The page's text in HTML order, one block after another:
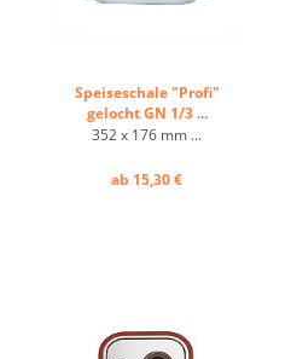
Speiseschale "Profi"
gelocht GN 1/3 ...
352 x 176 mm ...
ab 15,30 €